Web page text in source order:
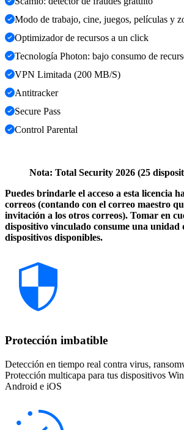
Modo de trabajo, cine, juegos, películas y
Optimizador de recursos a un click
Tecnología Photon: bajo consumo de
VPN Limitada (200 MB/S)
Antitracker
Secure Pass
Control Parental
Nota: Total Security 2026 (25
Puedes brindarle el acceso a esta licencia
correos (contando con el correo maestro
invitación a los otros correos). Tomar en
dispositivo vinculado consume una unidad
dispositivos disponibles.
Protección imbatible
Detección en tiempo real contra virus,
Protección multicapa para tus dispositivos
Android e iOS